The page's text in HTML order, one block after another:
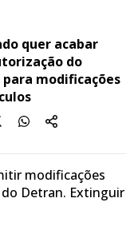
quer acabar
do
modificações
modificações
Detran. Extinguir